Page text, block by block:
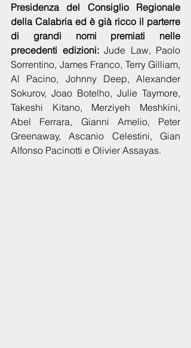
Presidenza del Consiglio Regionale
della Calabria ed è già ricco il parterre
di grandi nomi premiati nelle
precedenti edizioni: Jude Law, Paolo
Sorrentino, James Franco, Terry Gilliam,
Al Pacino, Johnny Deep, Alexander
Sokurov, Joao Botelho, Julie Taymore,
Takeshi Kitano, Merziyeh Meshkini,
Abel Ferrara, Gianni Amelio, Peter
Greenaway, Ascanio Celestini, Gian
Alfonso Pacinotti e Olivier Assayas.